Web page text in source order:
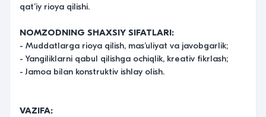
qatʼiy rioya qilishi.
NOMZODNING SHAXSIY SIFATLARI:
- Muddatlarga rioya qilish, masʼuliyat va javobgarlik;
- Yangiliklarni qabul qilishga ochiqlik, kreativ fikrlash;
- Jamoa bilan konstruktiv ishlay olish.
VAZIFA: